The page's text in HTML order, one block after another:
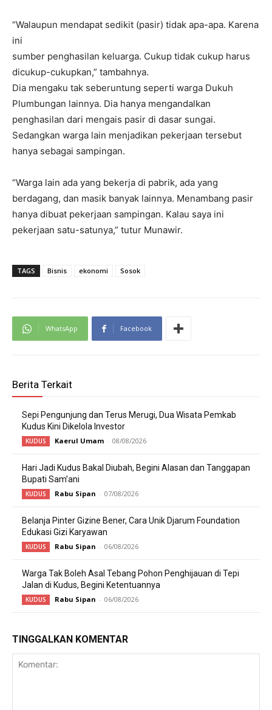
“Walaupun mendapat sedikit (pasir) tidak apa-apa. Karena
ini
sumber penghasilan keluarga. Cukup tidak cukup harus
dicukup-cukupkan,” tambahnya.
Dia mengaku tak seberuntung seperti warga Dukuh
Plumbungan lainnya. Dia hanya mengandalkan
penghasilan dari mengais pasir di dasar sungai.
Sedangkan warga lain menjadikan pekerjaan tersebut
hanya sebagai sampingan.
“Warga lain ada yang bekerja di pabrik, ada yang
berdagang, dan masik banyak lainnya. Menambang pasir
hanya dibuat pekerjaan sampingan. Kalau saya ini
pekerjaan satu-satunya,” tutur Munawir.
TAGS Bisnis ekonomi Sosok
WhatsApp Facebook
Berita Terkait
Sepi Pengunjung dan Terus Merugi, Dua Wisata Pemkab
Kudus Kini Dikelola Investor
KUDUS Kaerul Umam - 08/08/2026
Hari Jadi Kudus Bakal Diubah, Begini Alasan dan Tanggapan
Bupati Sam’ani
KUDUS Rabu Sipan - 07/08/2026
Belanja Pinter Gizine Bener, Cara Unik Djarum Foundation
Edukasi Gizi Karyawan
KUDUS Rabu Sipan - 06/08/2026
Warga Tak Boleh Asal Tebang Pohon Penghijauan di Tepi
Jalan di Kudus, Begini Ketentuannya
KUDUS Rabu Sipan - 06/08/2026
TINGGALKAN KOMENTAR